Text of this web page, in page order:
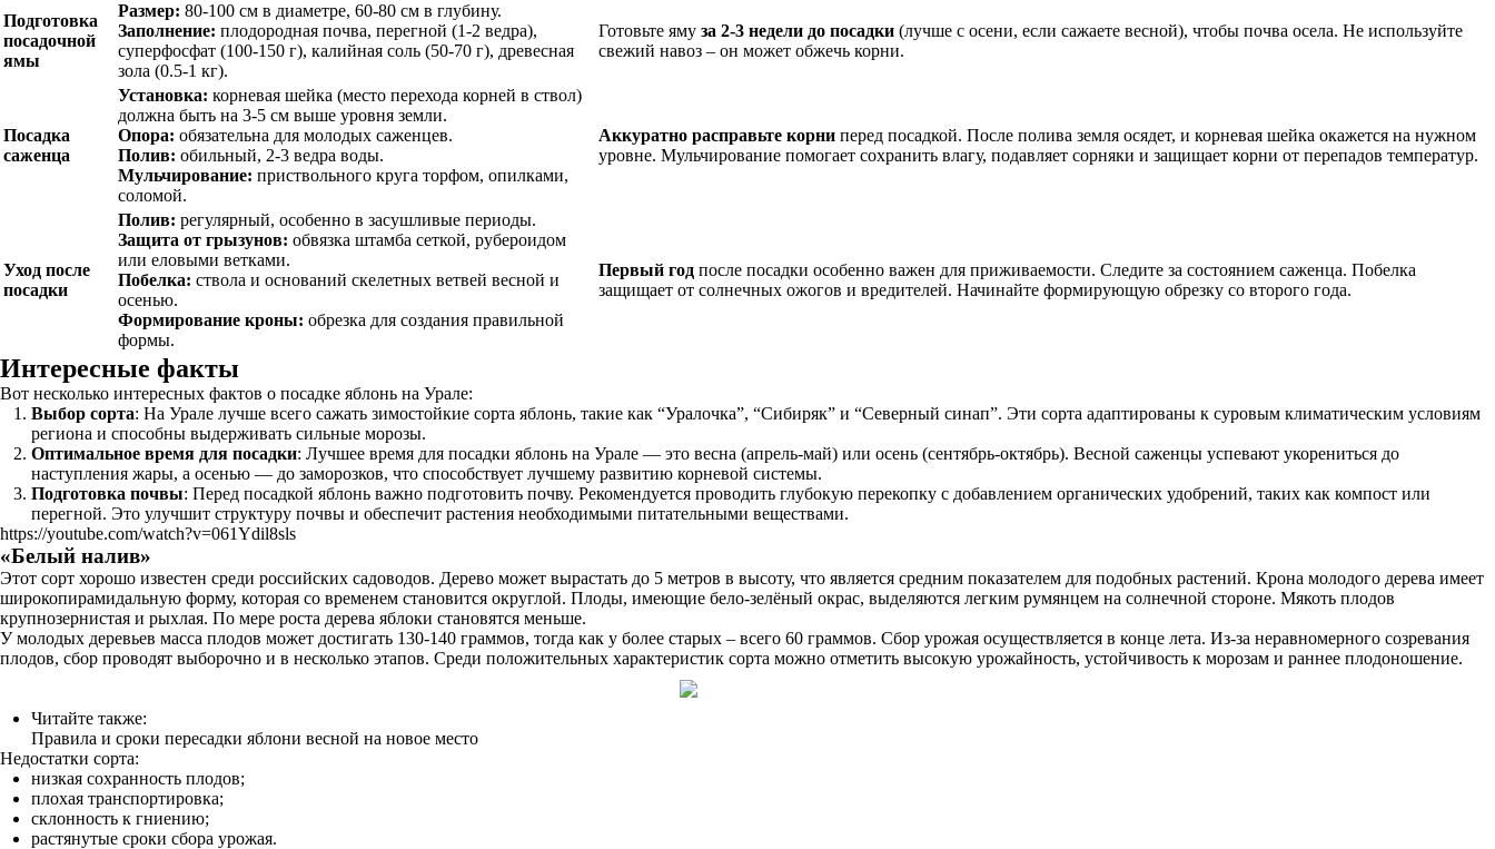
Подготовка
посадочной
ямы
Размер: 80-100 см в диаметре, 60-80 см в глубину.
Заполнение: плодородная почва, перегной (1-2 ведра),
суперфосфат (100-150 г), калийная соль (50-70 г), древесная
зола (0.5-1 кг).
Готовьте яму за 2-3 недели до посадки (лучше с осени, если сажаете весной), чтобы почва осела. Не используйте
свежий навоз – он может обжечь корни.
Посадка
саженца
Установка: корневая шейка (место перехода корней в ствол)
должна быть на 3-5 см выше уровня земли.
Опора: обязательна для молодых саженцев.
Полив: обильный, 2-3 ведра воды.
Мульчирование: приствольного круга торфом, опилками,
соломой.
Аккуратно расправьте корни перед посадкой. После полива земля осядет, и корневая шейка окажется на нужном
уровне. Мульчирование помогает сохранить влагу, подавляет сорняки и защищает корни от перепадов температур.
Уход после
посадки
Полив: регулярный, особенно в засушливые периоды.
Защита от грызунов: обвязка штамба сеткой, рубероидом
или еловыми ветками.
Побелка: ствола и оснований скелетных ветвей весной и
осенью.
Формирование кроны: обрезка для создания правильной
формы.
Первый год после посадки особенно важен для приживаемости. Следите за состоянием саженца. Побелка
защищает от солнечных ожогов и вредителей. Начинайте формирующую обрезку со второго года.
Интересные факты
Вот несколько интересных фактов о посадке яблонь на Урале:
Выбор сорта: На Урале лучше всего сажать зимостойкие сорта яблонь, такие как “Уралочка”, “Сибиряк” и “Северный синап”. Эти сорта адаптированы к суровым климатическим условиям
региона и способны выдерживать сильные морозы.
Оптимальное время для посадки: Лучшее время для посадки яблонь на Урале — это весна (апрель-май) или осень (сентябрь-октябрь). Весной саженцы успевают укорениться до
наступления жары, а осенью — до заморозков, что способствует лучшему развитию корневой системы.
Подготовка почвы: Перед посадкой яблонь важно подготовить почву. Рекомендуется проводить глубокую перекопку с добавлением органических удобрений, таких как компост или
перегной. Это улучшит структуру почвы и обеспечит растения необходимыми питательными веществами.
https://youtube.com/watch?v=061Ydil8sls
«Белый налив»
Этот сорт хорошо известен среди российских садоводов. Дерево может вырастать до 5 метров в высоту, что является средним показателем для подобных растений. Крона молодого дерева имеет
широкопирамидальную форму, которая со временем становится округлой. Плоды, имеющие бело-зелёный окрас, выделяются легким румянцем на солнечной стороне. Мякоть плодов
крупнозернистая и рыхлая. По мере роста дерева яблоки становятся меньше.
У молодых деревьев масса плодов может достигать 130-140 граммов, тогда как у более старых – всего 60 граммов. Сбор урожая осуществляется в конце лета. Из-за неравномерного созревания
плодов, сбор проводят выборочно и в несколько этапов. Среди положительных характеристик сорта можно отметить высокую урожайность, устойчивость к морозам и раннее плодоношение.
Читайте также:
Правила и сроки пересадки яблони весной на новое место
Недостатки сорта:
низкая сохранность плодов;
плохая транспортировка;
склонность к гниению;
растянутые сроки сбора урожая.